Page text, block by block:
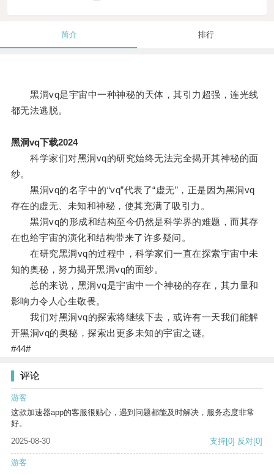
简介 排行
黑洞vq是宇宙中一种神秘的天体，其引力超强，连光线
都无法逃脱。
黑洞vq下载2024
科学家们对黑洞vq的研究始终无法完全揭开其神秘的面
纱。
黑洞vq的名字中的“vq”代表了“虚无”，正是因为黑洞vq
存在的虚无、未知和神秘，使其充满了吸引力。
黑洞vq的形成和结构至今仍然是科学界的难题，而其存
在也给宇宙的演化和结构带来了许多疑问。
在研究黑洞vq的过程中，科学家们一直在探索宇宙中未
知的奥秘，努力揭开黑洞vq的面纱。
总的来说，黑洞vq是宇宙中一个神秘的存在，其力量和
影响力令人心生敬畏。
我们对黑洞vq的探索将继续下去，或许有一天我们能解
开黑洞vq的奥秘，探索出更多未知的宇宙之谜。
#44#
评论
游客
这款加速器app的客服很贴心，遇到问题都能及时解决，服务态度非常
好。
2025-08-30
支持[0] 反对[0]
游客